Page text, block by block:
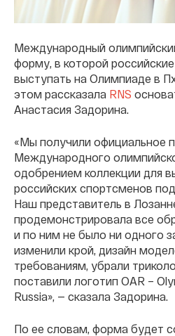
Международный
форму, в которой
выступать на Олимпиаде в
этом рассказала RNS
Анастасия Задорина.
«Мы получили официальное
Международного
одобрением коллекции для
российских спортсменов
Наш представитель в
продемонстрировала все
и по ним не было ни одного
изменили крой, дизайн
требованиям, убрали
поставили логотип OAR –
Russia», — сказала Задорина.
По ее словам, форма будет